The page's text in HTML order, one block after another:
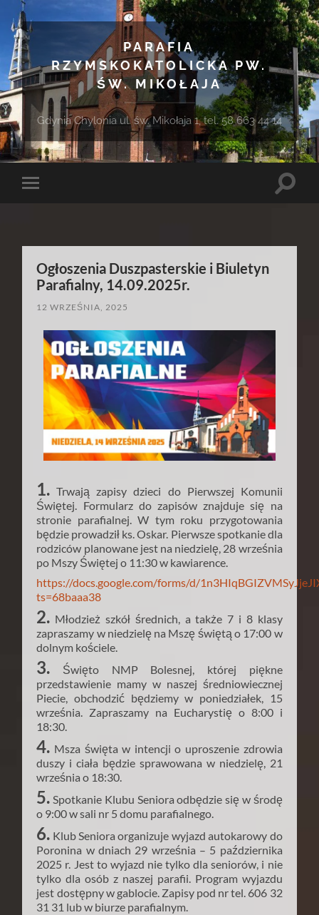
PARAFIA
RZYMSKOKATOLICKA PW.
ŚW. MIKOŁAJA
Gdynia Chylonia ul. św. Mikołaja 1, tel. 58 663 44 14
Toggle
Toggle
Ogłoszenia Duszpasterskie i Biuletyn
Parafialny, 14.09.2025r.
12 WRZEŚNIA, 2025
1. Trwają zapisy dzieci do Pierwszej Komunii
Świętej. Formularz do zapisów znajduje się na
stronie parafialnej. W tym roku przygotowania
będzie prowadził ks. Oskar. Pierwsze spotkanie dla
rodziców planowane jest na niedzielę, 28 września
po Mszy Świętej o 11:30 w kawiarence.
https://docs.google.com/forms/d/
ts=68baaa38
2. Młodzież szkół średnich, a także 7 i 8 klasy
zapraszamy w niedzielę na Mszę świętą o 17:00 w
dolnym kościele.
3. Święto NMP Bolesnej, której piękne
przedstawienie mamy w naszej średniowiecznej
Piecie, obchodzić będziemy w poniedziałek, 15
września. Zapraszamy na Eucharystię o 8:00 i
18:30.
4. Msza święta w intencji o uproszenie zdrowia
duszy i ciała będzie sprawowana w niedzielę, 21
września o 18:30.
5. Spotkanie Klubu Seniora odbędzie się w środę
o 9:00 w sali nr 5 domu parafialnego.
6. Klub Seniora organizuje wyjazd autokarowy do
Poronina w dniach 29 września – 5 października
2025 r. Jest to wyjazd nie tylko dla seniorów, i nie
tylko dla osób z naszej parafii. Program wyjazdu
jest dostępny w gablocie. Zapisy pod nr tel. 606 32
31 31 lub w biurze parafialnym.